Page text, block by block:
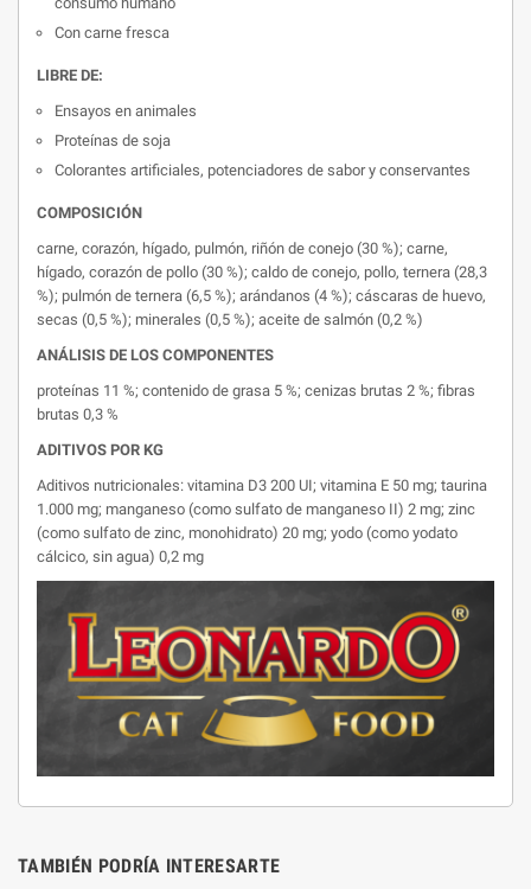
Con carne fresca
LIBRE DE:
Ensayos en animales
Proteínas de soja
Colorantes artificiales, potenciadores de sabor y conservantes
COMPOSICIÓN
carne, corazón, hígado, pulmón, riñón de conejo (30 %); carne,
hígado, corazón de pollo (30 %); caldo de conejo, pollo, ternera (28,3
%); pulmón de ternera (6,5 %); arándanos (4 %); cáscaras de huevo,
secas (0,5 %); minerales (0,5 %); aceite de salmón (0,2 %)
ANÁLISIS DE LOS COMPONENTES
proteínas 11 %; contenido de grasa 5 %; cenizas brutas 2 %; fibras
brutas 0,3 %
ADITIVOS POR KG
Aditivos nutricionales: vitamina D3 200 UI; vitamina E 50 mg; taurina
1.000 mg; manganeso (como sulfato de manganeso II) 2 mg; zinc
(como sulfato de zinc, monohidrato) 20 mg; yodo (como yodato
cálcico, sin agua) 0,2 mg
TAMBIÉN PODRÍA INTERESARTE